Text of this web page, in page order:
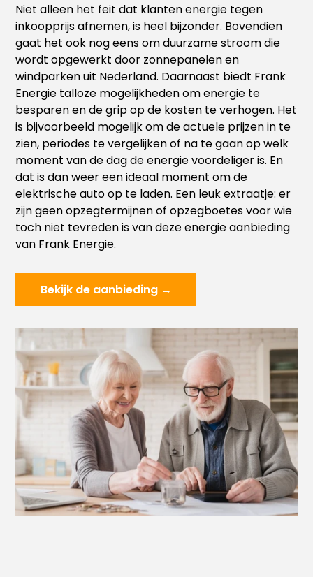
Niet alleen het feit dat klanten energie tegen
inkoopprijs afnemen, is heel bijzonder. Bovendien
gaat het ook nog eens om duurzame stroom die
wordt opgewerkt door zonnepanelen en
windparken uit Nederland. Daarnaast biedt Frank
Energie talloze mogelijkheden om energie te
besparen en de grip op de kosten te verhogen. Het
is bijvoorbeeld mogelijk om de actuele prijzen in te
zien, periodes te vergelijken of na te gaan op welk
moment van de dag de energie voordeliger is. En
dat is dan weer een ideaal moment om de
elektrische auto op te laden. Een leuk extraatje: er
zijn geen opzegtermijnen of opzegboetes voor wie
toch niet tevreden is van deze energie aanbieding
van Frank Energie.
Bekijk de aanbieding →